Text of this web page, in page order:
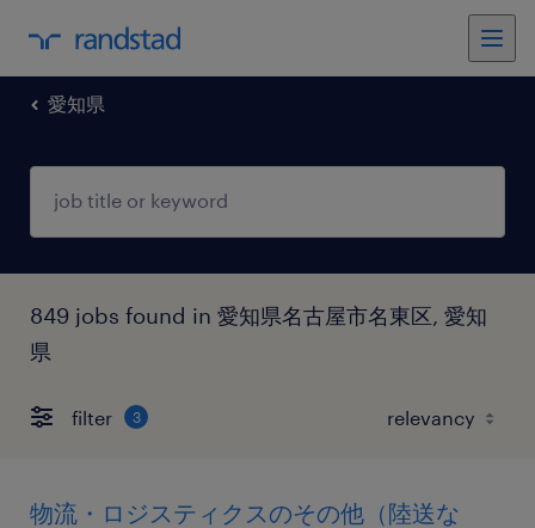
愛知県
849 jobs found in 愛知県名古屋市名東区, 愛知
県
filter 3
物流・ロジスティクスのその他（陸送な